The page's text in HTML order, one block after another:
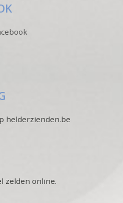
helderzienden.be
zelden online.